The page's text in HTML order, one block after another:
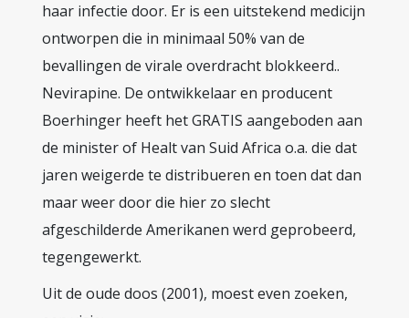
haar infectie door. Er is een uitstekend medicijn
ontworpen die in minimaal 50% van de
bevallingen de virale overdracht blokkeerd..
Nevirapine. De ontwikkelaar en producent
Boerhinger heeft het GRATIS aangeboden aan
de minister of Healt van Suid Africa o.a. die dat
jaren weigerde te distribueren en toen dat dan
maar weer door die hier zo slecht
afgeschilderde Amerikanen werd geprobeerd,
tegengewerkt.
Uit de oude doos (2001), moest even zoeken,